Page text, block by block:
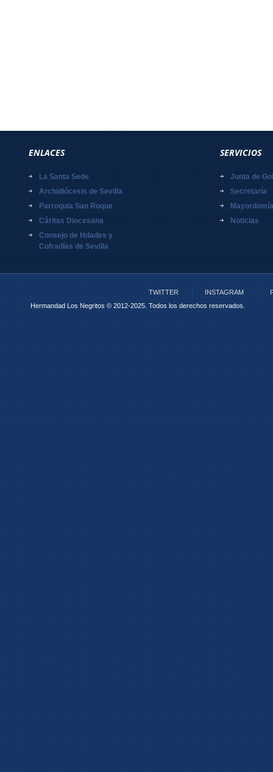
ENLACES
La Santa Sede
Archidiócesis de Sevilla
Parroquia San Roque
Cáritas Diocesana
Consejo de Hdades y
Cofradías de Sevilla
SERVICIOS
Junta de
Secretaría
Mayordomía
Noticias
TWITTER INSTAGRAM
Hermandad Los Negritos © 2012-2025. Todos los derechos reservados.